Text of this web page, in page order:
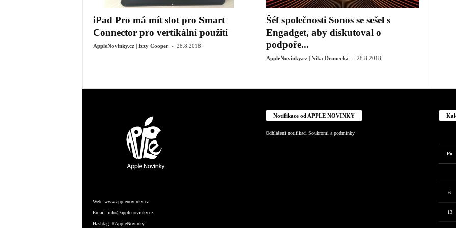
iPad Pro má mít slot pro Smart
Connector pro vertikální použití
AppleNovinky.cz | Izzy Cooper - 28.8.2018
Šéf společnosti Sonos se sešel s
Engadget, aby diskutoval o
podpoře...
AppleNovinky.cz | Nika Drunecká - 28.8.2018
Web: www.applenovinky.cz
Email: info@applenovinky.cz
Hashtag: #AppleNovinky
Notifikace od APPLE NOVINKY
Odhlášení notifikací Soukromí a podmínky
Po
6
13